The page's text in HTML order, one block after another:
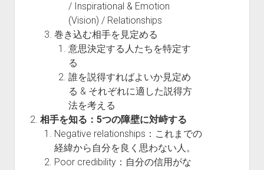
/ Inspirational & Emotion
(Vision) / Relationships
巻き込む相手を見定める
意思決定する人たちを特定す
る
誰を説得すればよいか見定め
る & それぞれに適した説得方
法を考える
相手を知る：5つの障壁に対峙する
Negative relationships：これまでの
経緯から自分を良く思わない人。
Poor credibility：自分の信用がな